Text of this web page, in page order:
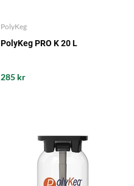
PolyKeg
PolyKeg PRO K 20 L
285 kr